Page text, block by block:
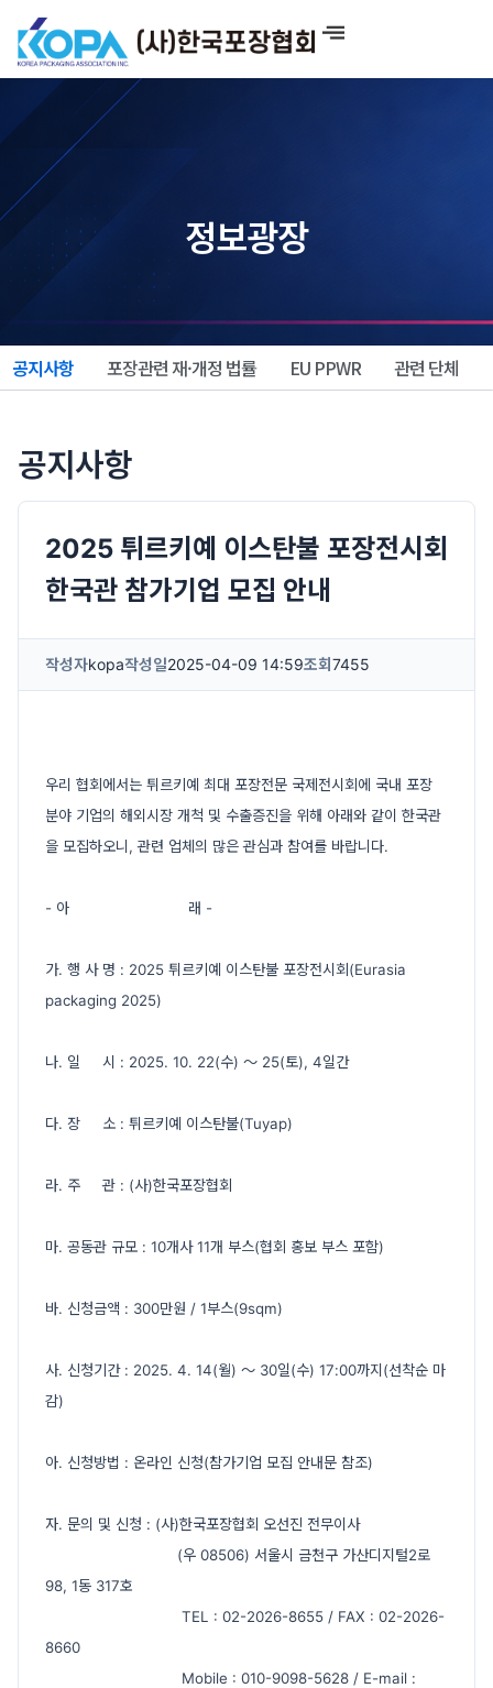
너
정보광장
공지사항 포장관련 재·개정 법률 EU PPWR 관련 단체
공지사항
2025 튀르키예 이스탄불 포장전시회
한국관 참가기업 모집 안내
작성자kopa작성일2025-04-09 14:59조회 7455
우리 협회에서는 튀르키예 최대 포장전문 국제전시회에 국내 포장
분야 기업의 해외시장 개척 및 수출증진을 위해 아래와 같이 한국관
을 모집하오니, 관련 업체의 많은 관심과 참여를 바랍니다.
- 아 래 -
가. 행 사 명 : 2025 튀르키예 이스탄불 포장전시회(Eurasia
packaging 2025)
나. 일 시 : 2025. 10. 22(수) ～ 25(토), 4일간
다. 장 소 : 튀르키예 이스탄불(Tuyap)
라. 주 관 : (사)한국포장협회
마. 공동관 규모 : 10개사 11개 부스(협회 홍보 부스 포함)
바. 신청금액 : 300만원 / 1부스(9sqm)
사. 신청기간 : 2025. 4. 14(월) ～ 30일(수) 17:00까지(선착순 마
감)
아. 신청방법 : 온라인 신청(참가기업 모집 안내문 참조)
자. 문의 및 신청 : (사)한국포장협회 오선진 전무이사
(우 08506) 서울시 금천구 가산디지털2로
98, 1동 317호
TEL : 02-2026-8655 / FAX : 02-2026-
8660
Mobile : 010-9098-5628 / E-mail :